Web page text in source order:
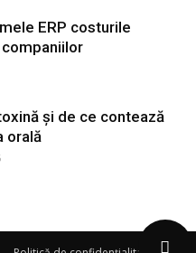
ERP costurile
și de ce contează
orală